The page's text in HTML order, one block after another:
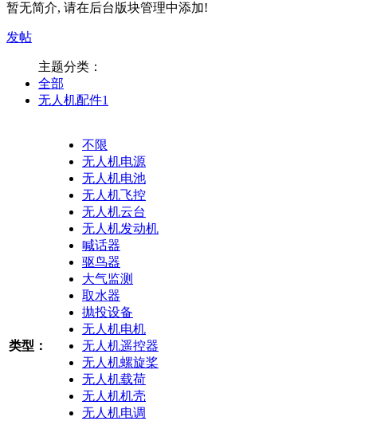
暂无简介, 请在后台版块管理中添加!
发帖
主题分类：
全部
无人机配件1
类型：
不限
无人机电源
无人机电池
无人机飞控
无人机云台
无人机发动机
喊话器
驱鸟器
大气监测
取水器
抛投设备
无人机电机
无人机遥控器
无人机螺旋桨
无人机载荷
无人机机壳
无人机电调